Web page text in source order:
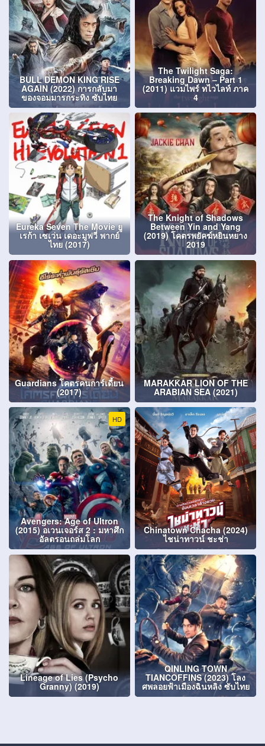
BULL DEMON KING RISE
AGAIN (2022) การกลับมา
ของจอมมารกระทิง ซับไทย
The Twilight Saga:
Breaking Dawn – Part 1
(2011) แวมไพร์ ทไวไลท์ ภาค
4
Eureka Seven The Movie ยู
เรก้า เซเว่น เดอะมูฟวี่ พากย์
ไทย (2017)
The Knight of Shadows
Between Yin and Yang
(2019) โคตรพยัคฆ์หยินหยาง
2019
Guardians โคตรคนการ์เดี้ยน
(2017)
MARAKKAR LION OF THE
ARABIAN SEA (2021)
HD
Avengers: Age of Ultron
(2015) อเวนเจอร์ส 2 : มหาศึก
อัลตรอนถล่มโลก
Chinatown Chacha (2024)
ไชน่าทาวน์ ชะช่า
Lineage of Lies (Psycho
Granny) (2019)
QINLING TOWN
TIANCOFFINS (2023) โลง
ศพลอยฟ้าเมืองฉินหลิง ซับไทย